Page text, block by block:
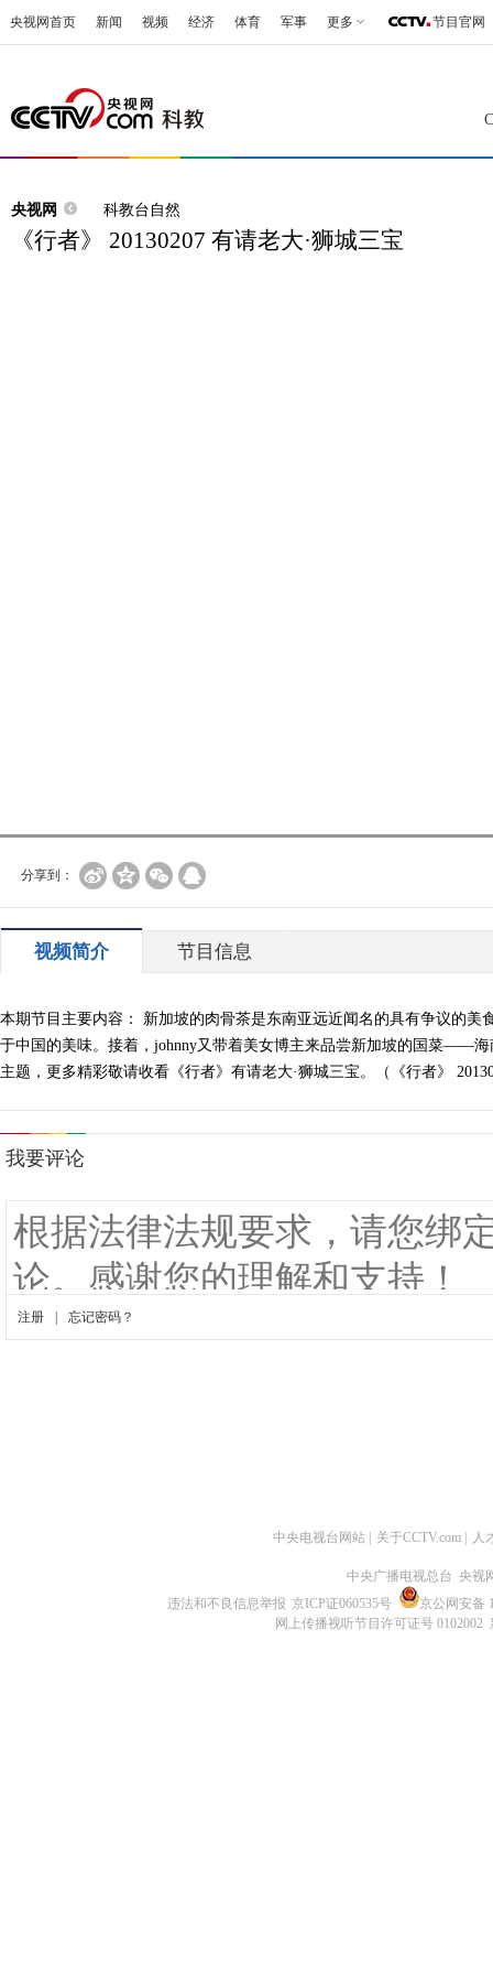
央视网首页 新闻 视频 经济 体育 军事 更多 节目官网
央视网 科教台自然
《行者》 20130207 有请老大·狮城三宝
分享到：
视频简介 节目信息
本期节目主要内容： 新加坡的肉骨茶是东南亚远近闻名的具有争议的
于中国的美味。接着，johnny又带着美女博主来品尝新加坡的国菜——
主题，更多精彩敬请收看《行者》有请老大·狮城三宝。（《行者》
中央电视台网站 关于CCTV.com 人
中央广播电视总台 央视
违法和不良信息举报 京ICP证060535号
京公网安备
网上传播视听节目许可证号 0102002